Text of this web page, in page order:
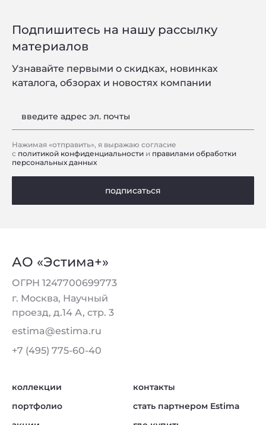
Подпишитесь на нашу рассылку
материалов
Узнавайте первыми о скидках, новинках
каталога, обзорах и новостях компании
введите адрес эл. почты
Нажимая «отправить», я выражаю согласие
с политикой конфиденциальности и правилами обработки
персональных данных
подписаться
АО «Эстима+»
ОГРН 1247700699773
г. Москва, Научный
проезд, д.14 А, стр. 3
estima@estima.ru
+7 (495) 775-60-40
коллекции
портфолио
контакты
стать партнером Estima